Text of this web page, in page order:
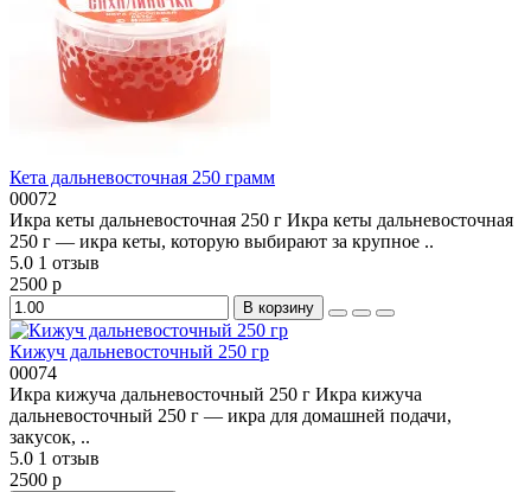
Кета дальневосточная 250 грамм
00072
Икра кеты дальневосточная 250 г Икра кеты дальневосточная
250 г — икра кеты, которую выбирают за крупное ..
5.0 1 отзыв
2500 р
В корзину
Кижуч дальневосточный 250 гр
00074
Икра кижуча дальневосточный 250 г Икра кижуча
дальневосточный 250 г — икра для домашней подачи,
закусок, ..
5.0 1 отзыв
2500 р